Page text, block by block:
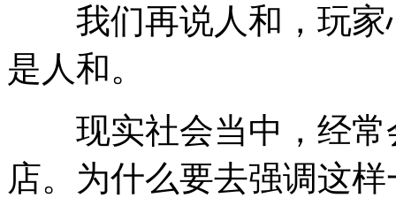
我们再说人和，玩家
是人和。
现实社会当中，经常
店。为什么要去强调这